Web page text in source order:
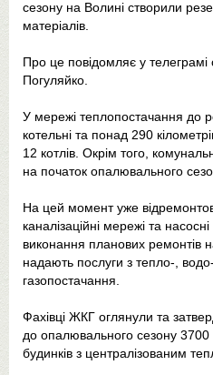
сезону на Волині створили
матеріалів.
Про це повідомляє у
Погуляйко.
У мережі теплопостачання до
котельні та понад 290
12 котлів. Окрім того,
на початок опалювального
На цей момент уже
каналізаційні мережі та
виконання планових ремонтів
надають послуги з тепло-,
газопостачання.
Фахівці ЖКГ оглянули та
до опалювального сезону 3700
будинків з централізованим